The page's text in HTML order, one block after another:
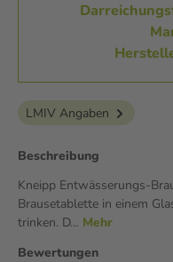
LMIV Angaben
Beschreibung
Kneipp Entwässerungs-
Brausetablette in einem
trinken. D… Mehr
Bewertungen